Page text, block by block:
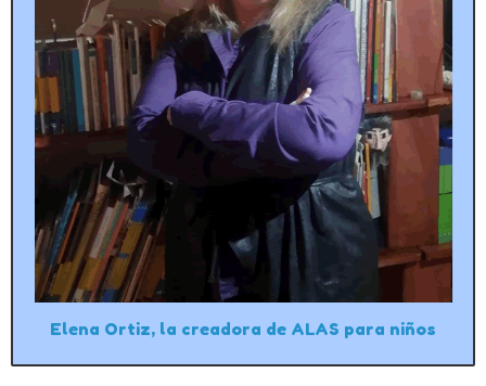
Elena Ortiz, la creadora de ALAS para niños